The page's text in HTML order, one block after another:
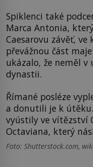
Spiklenci také
Marca Antonia,
Caesarovu závěť,
převážnou část
ukázalo, že neměl
dynastii.
Římané posléze
a donutili je k
vyústily ve vítězství
Octaviana, který
Foto: Shutterstock.com,